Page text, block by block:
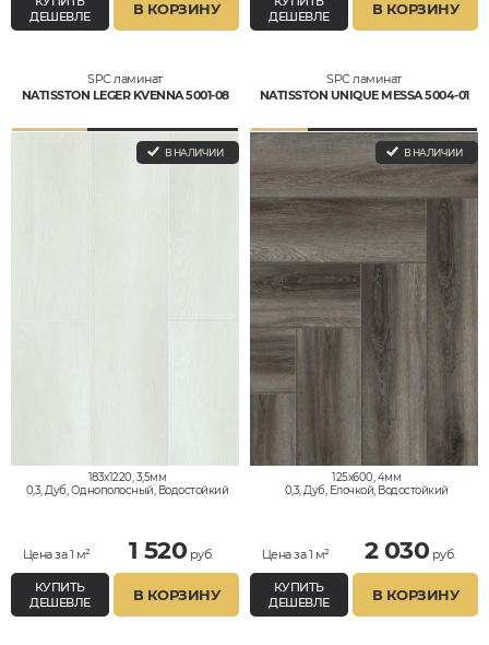
ДЕШЕВЛЕ
В КОРЗИНУ
ДЕШЕВЛЕ
В КОРЗИНУ
SPC ламинат
NATISSTON LEGER KVENNA 5001-08
В НАЛИЧИИ
183x1220, 3,5мм
0,3, Дуб, Однополосный, Водостойкий
Цена за 1 м² 1 520 руб.
КУПИТЬ
ДЕШЕВЛЕ
В КОРЗИНУ
SPC ламинат
NATISSTON UNIQUE MESSA 5004-01
В НАЛИЧИИ
125x600, 4мм
0,3, Дуб, Елочкой, Водостойкий
Цена за 1 м² 2 030 руб.
КУПИТЬ
ДЕШЕВЛЕ
В КОРЗИНУ